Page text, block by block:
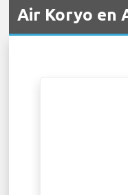
Air Koryo en